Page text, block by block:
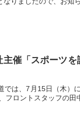
催「スポーツを
は、7月15日（木）
フロントスタッフの